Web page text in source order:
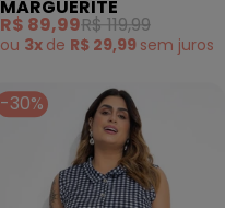
Canelado
MARGUERITE
R$ 89,99R$ 119,99
ou 3x de R$ 29,99 sem juros
-30%